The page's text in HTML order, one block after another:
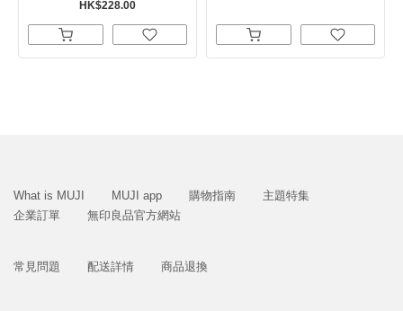
HK$228.00
What is MUJI MUJI app 購物指南
主題特集
企業訂單
無印良品官方網站
常見問題 配送詳情 商品退換